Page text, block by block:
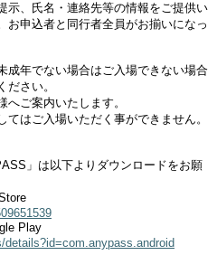
示、氏名・連絡先等の情報をご提供い
お申込者と同行者全員がお揃いになっ
成年でない場合はご入場できない場合
さい。
ご案内いたします。
はご入場いただく事ができません。
」は以下よりダウンロードをお願
Play